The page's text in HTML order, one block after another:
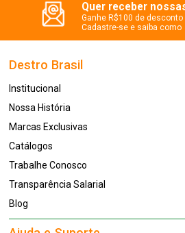
Quer receber
Ganhe R$100 de
Cadastre-se e saiba como
Destro Brasil
Institucional
Nossa História
Marcas Exclusivas
Catálogos
Trabalhe Conosco
Transparência Salarial
Blog